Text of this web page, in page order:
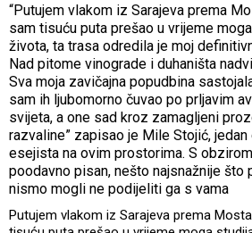
“Putujem vlakom iz Sarajeva prema
sam tisuću puta prešao u vrijeme
života, ta trasa odredila je moj
Nad pitome vinograde i duhaništa
Sva moja zavičajna popudbina
sam ih ljubomorno čuvao po prljavim
svijeta, a one sad kroz zamagljeni
razvaline” zapisao je Mile Stojić,
esejista na ovim prostorima. S
poodavno pisan, nešto najsnažnije što
nismo mogli ne podijeliti ga s vama
Putujem vlakom iz Sarajeva prema